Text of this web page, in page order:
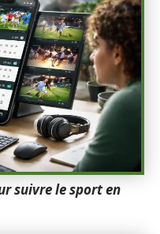
suivre le sport en